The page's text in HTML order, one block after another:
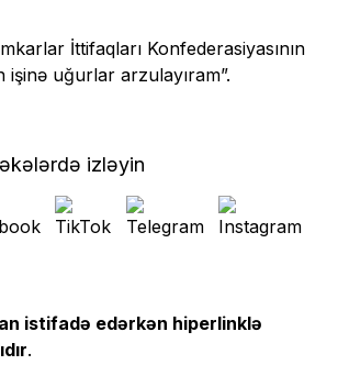
İttifaqları Konfederasiyasının
işinə uğurlar arzulayıram”.
izləyin
istifadə edərkən hiperlinklə
.